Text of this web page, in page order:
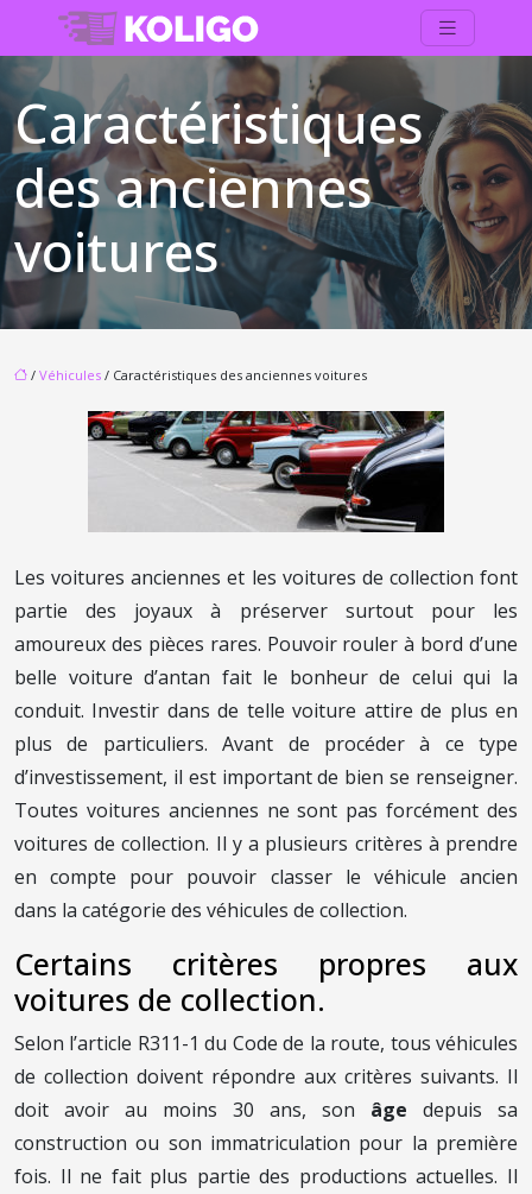
Caractéristiques
des anciennes
voitures
/ Véhicules / Caractéristiques des anciennes voitures
Les voitures anciennes et les voitures de collection font
partie des joyaux à préserver surtout pour les
amoureux des pièces rares. Pouvoir rouler à bord d’une
belle voiture d’antan fait le bonheur de celui qui la
conduit. Investir dans de telle voiture attire de plus en
plus de particuliers. Avant de procéder à ce type
d’investissement, il est important de bien se renseigner.
Toutes voitures anciennes ne sont pas forcément des
voitures de collection. Il y a plusieurs critères à prendre
en compte pour pouvoir classer le véhicule ancien
dans la catégorie des véhicules de collection.
Certains critères propres aux
voitures de collection.
Selon l’article R311-1 du Code de la route, tous véhicules
de collection doivent répondre aux critères suivants. Il
doit avoir au moins 30 ans, son âge depuis sa
construction ou son immatriculation pour la première
fois. Il ne fait plus partie des productions actuelles. Il